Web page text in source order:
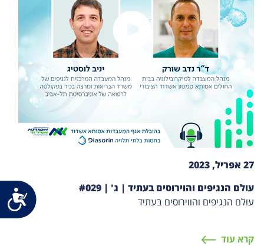
27 אפריל, 2023
עולם הנגיפים והוירוסים בעתיד | ג' | #029
עולם הנגיפים והווירוסים בעתיד
קרא עוד